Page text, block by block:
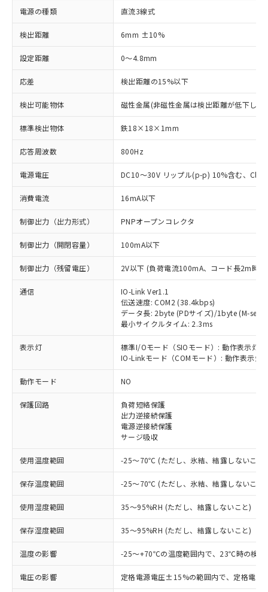
電源の種類 直流3線式
検出距離 6mm ±10%
設定距離 0～4.8mm
応差 検出距離の15%以下
検出可能物体 磁性金属(非磁性金属は検出距離が低下しま
標準検出物体 鉄18×18×1mm
応答周波数 800Hz
電源電圧 DC10～30V リップル(p-p) 10%含む、
消費電流 16mA以下
制御出力（出力形式） PNPオープンコレクタ
制御出力（開閉容量） 100mA以下
制御出力（残留電圧） 2V以下 (負荷電流100mA、コード長2m時)
通信
IO-Link Ver1.1
伝送速度: COM2 (38.4kbps)
データ長: 2byte (PDサイズ)/1byte (M-
最小サイクルタイム: 2.3ms
表示灯
標準I/Oモード（SIOモード）: 動作表示灯(
IO-Linkモード（COMモード）: 動作表示
動作モード NO
保護回路
負荷短絡保護
出力逆接続保護
電源逆接続保護
サージ吸収
使用温度範囲 -25～70℃ (ただし、氷結、結露しないこと)
保存温度範囲 -25～70℃ (ただし、氷結、結露しないこと)
使用湿度範囲 35～95%RH (ただし、結露しないこと)
保存湿度範囲 35～95%RH (ただし、結露しないこと)
温度の影響 -25～+70℃の温度範囲内で、23℃時の検
電圧の影響 定格電源電圧±15%の範囲内で、定格電
ご利用条件
以下の条件をお読みいただき、同意のうえ
ご利用ください。
本サービスは、当社制御機器事業取扱
商品の当社在庫状況および標準価格
(税抜)を提供させていただくもので
当社制御機器事業取扱商品の中には、
本サービスの対象外となる商品もある
※1 対応状況
対応済み：EU RoHS指令（10物質）の
非含有に対応した製品が提供可能な商品で
対応予定：EU RoHS指令（10物質）の非含
有に対応した製品に切り替える予定のある
対応予定なし：EU RoHS指令（10物質）の
非含有に非対応の商品で、対応品を出す予
定はありません。
調査・確認中：EU RoHS指令（10物質）の
非含有の対応状況を調査中または確認中の
非該当品：ライセンス料など無形物で、有
害物質有無と関係のない商品です。
仕入先様の事情により、非含有部品として
※1 中国RoHS○×表
「○」：最大均質材料含有率が中国RoHSの
基準値以下であることを示します。
「×」：最大均質材料含有率が中国RoHSの